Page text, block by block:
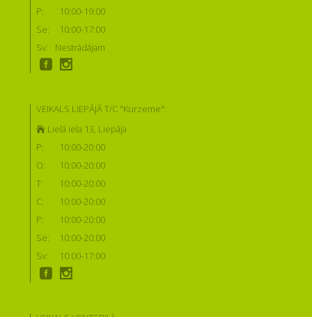
P:
10:00-19:00
Se:
10:00-17:00
Sv:
Nestrādājam
VEIKALS LIEPĀJĀ T/C "Kurzeme":
Lielā iela 13, Liepāja
P:
10:00-20:00
O:
10:00-20:00
T:
10:00-20:00
C:
10:00-20:00
P:
10:00-20:00
Se:
10:00-20:00
Sv:
10:00-17:00